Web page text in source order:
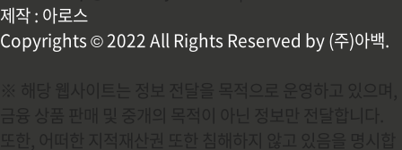
제작 : 아로스
Copyrights © 2022 All Rights Reserved by (주)아백.